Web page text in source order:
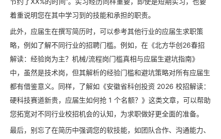
着重说明您在其中学习到的技能和承担的职责。
此外，应届生在撰写简历时，可以参考其他行业的应届生求职策
略，例如了解不同行业的招聘门槛。例如，在《北方华创26春招
解读：经验岗为主？机械/流程岗门槛真相与应届生避坑指南》
中，虽然是技术岗，但其解析的经验门槛和避坑策略对所有应届生
都有借鉴意义。同样，了解如《安徽省科创投资 2026 校招解读：
硬科技赛道新贵，应届生如何抢 1 个名额？》这类文章，可以帮助
您拓宽对不同行业校招机会的认知，为求职做好更全面的准备。
最后，别忘了在简历中强调您的软技能，如团队合作、沟通能力、